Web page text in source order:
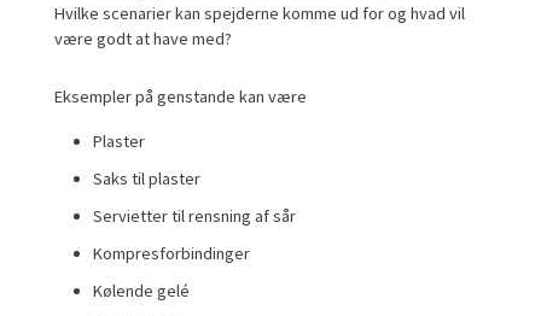
Hvilke scenarier kan spejderne komme ud for og hvad vil
være godt at have med?
Eksempler på genstande kan være
Plaster
Saks til plaster
Servietter til rensning af sår
Kompresforbindinger
Kølende gelé